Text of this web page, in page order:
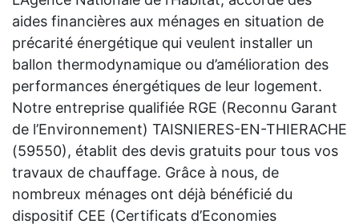
aides financières aux ménages en situation de
précarité énergétique qui veulent installer un
ballon thermodynamique ou d’amélioration des
performances énergétiques de leur logement.
Notre entreprise qualifiée RGE (Reconnu Garant
de l’Environnement) TAISNIERES-EN-THIERACHE
(59550), établit des devis gratuits pour tous vos
travaux de chauffage. Grâce à nous, de
nombreux ménages ont déjà bénéficié du
dispositif CEE (Certificats d’Economies